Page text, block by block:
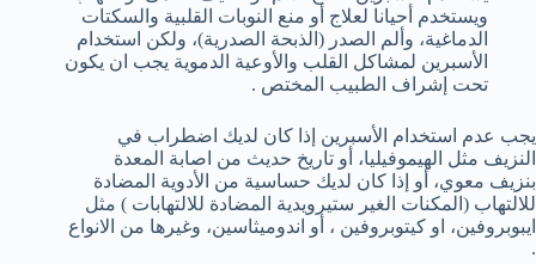
ويستخدم أحيانا لعلاج أو منع النوبات القلبية والسكتات
الدماغية، وألم الصدر (الذبحة الصدرية)، ولكن استخدام
الأسبرين لمشاكل القلب والأوعية الدموية يجب ان يكون
تحت إشراف الطبيب المختص .
يجب عدم استخدام الأسبرين إذا كان لديك اضطراب في
النزيف مثل الهيموفيليا، أو تاريخ حديث من اصابة المعدة
بنزيف معوي، أو إذا كان لديك حساسية من الأدوية المضادة
للالتهاب (المكنات الغير ستيرويدية المضادة للالتهابات ) مثل
ايبوبروفين، او كيتوبروفين ، أو اندوميثاسين، وغيرها من الانواع
.